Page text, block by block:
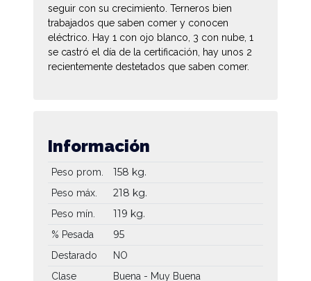
seguir con su crecimiento. Terneros bien
trabajados que saben comer y conocen
eléctrico. Hay 1 con ojo blanco, 3 con nube, 1
se castró el día de la certificación, hay unos 2
recientemente destetados que saben comer.
Información
Peso prom. 158 kg.
Peso máx. 218 kg.
Peso mín. 119 kg.
% Pesada 95
Destarado
NO
Clase
Buena - Muy Buena